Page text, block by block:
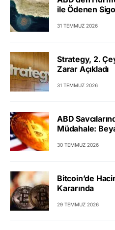
ile Ödenen
31 TEMMUZ 2026
Strategy, 2.
Zarar Açıkladı
31 TEMMUZ 2026
ABD
Müdahale:
30 TEMMUZ 2026
Bitcoin’de
Kararında
29 TEMMUZ 2026